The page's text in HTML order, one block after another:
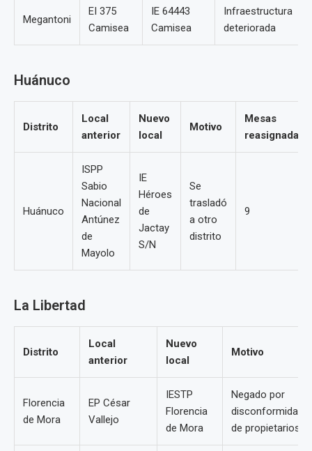
Megantoni
EI 375
Camisea
IE 64443
Camisea
Infraestructura
deteriorada
Huánuco
Distrito
Local
anterior
Nuevo
local
Motivo
Mesas
reasignadas
Huánuco
ISPP
Sabio
Nacional
Antúnez
de
Mayolo
IE
Héroes
de
Jactay
S/N
Se
trasladó
a otro
distrito
9
La Libertad
Distrito
Local
anterior
Nuevo
local
Motivo
Florencia
de Mora
EP César
Vallejo
IESTP
Florencia
de Mora
Negado por
disconformidad
de propietarios